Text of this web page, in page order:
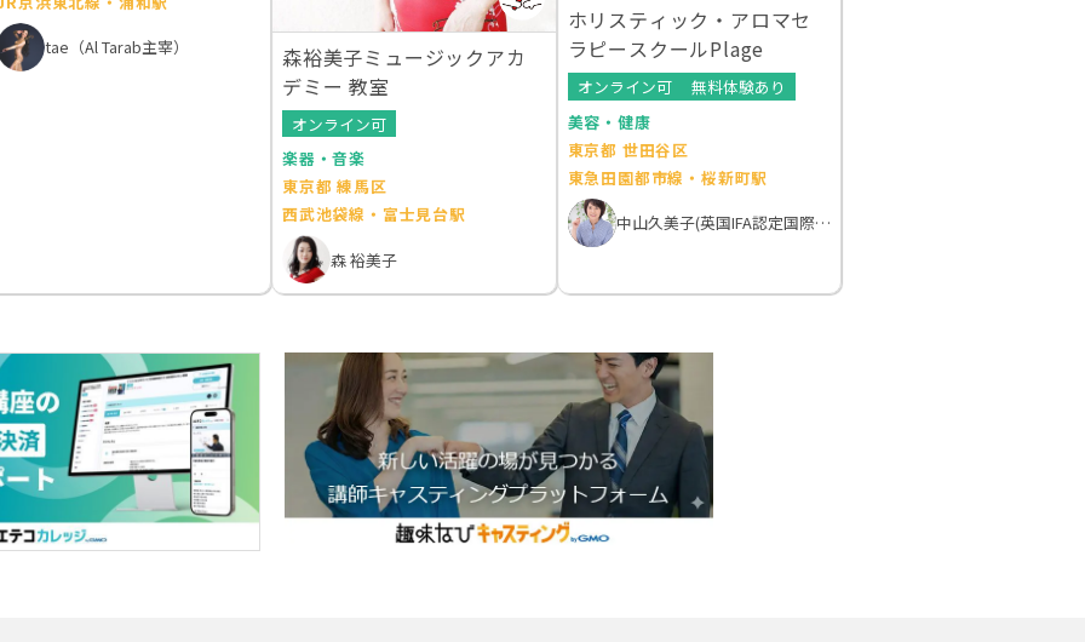
tae（Al Tarab主宰）
森裕美子ミュージックアカ
デミー 教室
オンライン可
楽器・音楽
東京都 練馬区
西武池袋線・富士見台駅
森 裕美子
ホリスティック・アロマセ
ラピースクールPlage
オンライン可
無料体験あり
美容・健康
東京都 世田谷区
東急田園都市線・桜新町駅
中山久美子(英国IFA認定国際アロマテラピスト）